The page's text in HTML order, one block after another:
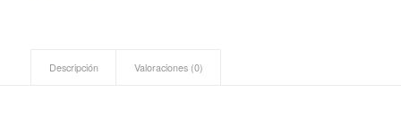
Descripción Valoraciones (0)